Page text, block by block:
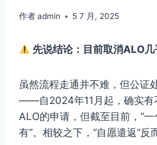
作者admin 5 7 月, 2025
先说结论：目前取消ALO
虽然流程走通并不难，但公证
——自2024年11月起，确实有
ALO的申请，但截至目前，“
有”。相较之下，“自愿遣返”反